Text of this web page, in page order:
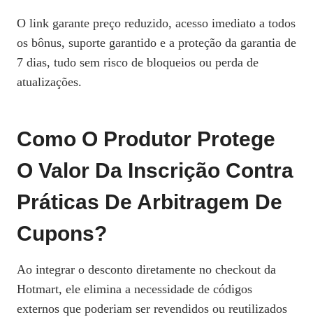
O link garante preço reduzido, acesso imediato a todos
os bônus, suporte garantido e a proteção da garantia de
7 dias, tudo sem risco de bloqueios ou perda de
atualizações.
Como O Produtor Protege
O Valor Da Inscrição Contra
Práticas De Arbitragem De
Cupons?
Ao integrar o desconto diretamente no checkout da
Hotmart, ele elimina a necessidade de códigos
externos que poderiam ser revendidos ou reutilizados